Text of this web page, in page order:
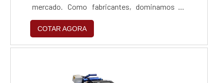
mercado. Como fabricantes, dominamos o
processamento de metais amarelos e
vermelhos, entregando peças com precisão
milimétrica e acabamento pronto para uso,
COTAR AGORA